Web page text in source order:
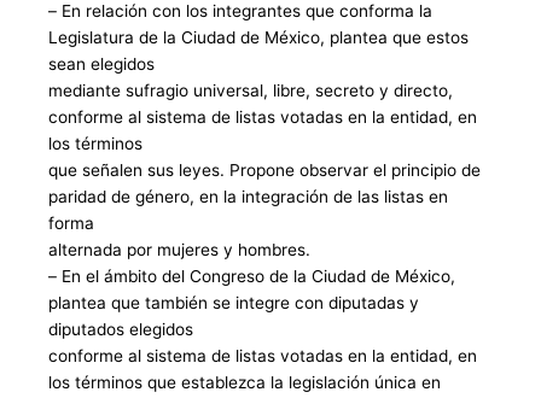
– En relación con los integrantes que conforma la
Legislatura de la Ciudad de México, plantea que estos
sean elegidos
mediante sufragio universal, libre, secreto y directo,
conforme al sistema de listas votadas en la entidad, en
los términos
que señalen sus leyes. Propone observar el principio de
paridad de género, en la integración de las listas en
forma
alternada por mujeres y hombres.
– En el ámbito del Congreso de la Ciudad de México,
plantea que también se integre con diputadas y
diputados elegidos
conforme al sistema de listas votadas en la entidad, en
los términos que establezca la legislación única en